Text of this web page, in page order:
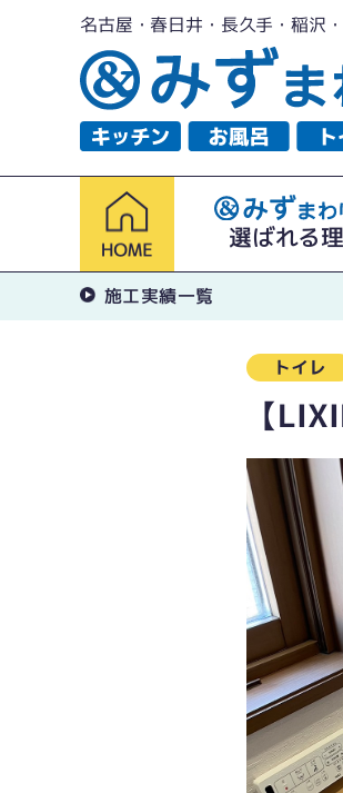
名古屋・春日井・長久手・稲沢
選ばれる
施工実績一覧
トイレ
【